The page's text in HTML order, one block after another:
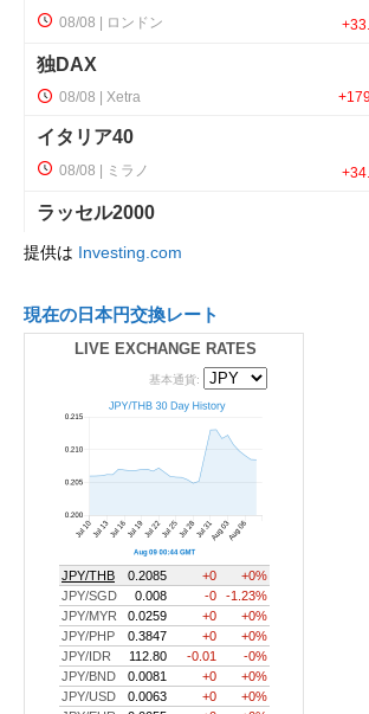
提供は Investing.com
現在の日本円交換レート
LIVE EXCHANGE RATES